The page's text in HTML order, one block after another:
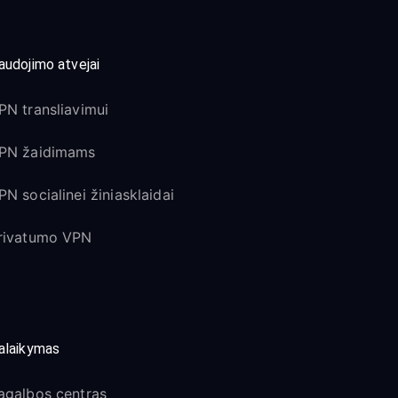
atvejai
transliavimui
žaidimams
socialinei žiniasklaidai
VPN
centras